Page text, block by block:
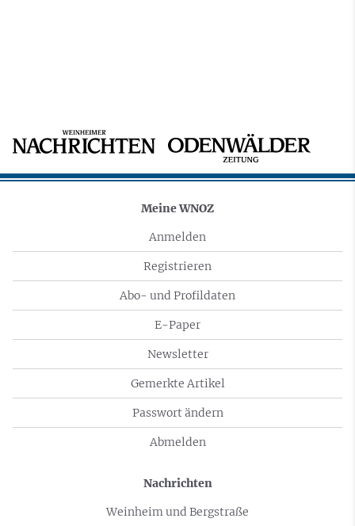
Meine WNOZ
Anmelden
Registrieren
Abo- und Profildaten
E-Paper
Newsletter
Gemerkte Artikel
Passwort ändern
Abmelden
Nachrichten
Weinheim und Bergstraße